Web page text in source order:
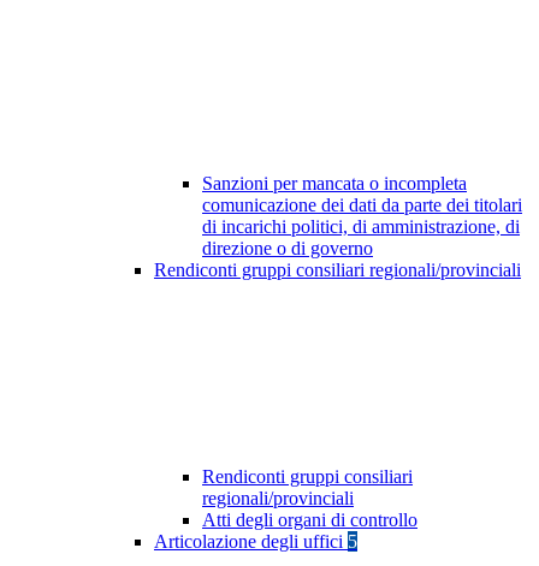
Sanzioni per mancata o incompleta
comunicazione dei dati da parte dei titolari
di incarichi politici, di amministrazione, di
direzione o di governo
Rendiconti gruppi consiliari regionali/provinciali
Rendiconti gruppi consiliari
regionali/provinciali
Atti degli organi di controllo
Articolazione degli uffici 5